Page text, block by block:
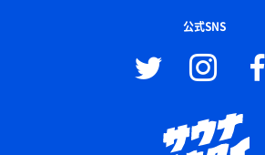
公式SNS